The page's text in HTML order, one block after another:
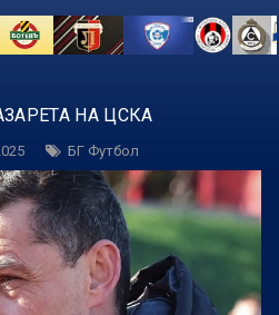
НА ЦСКА
БГ Футбол